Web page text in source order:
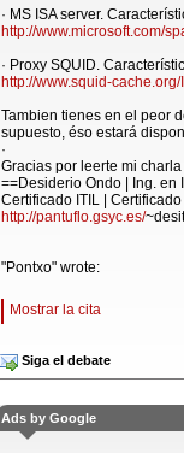
· MS ISA server.
http://www.microsoft.com/
· Proxy SQUID.
http://www.squid-cache.org/
Tambien tienes en el peor
supuesto, éso estará
·
Gracias por leerte mi charla
==Desiderio Ondo | Ing. en
Certificado ITIL |
http://pantuflo.gsyc.es/
"Pontxo" wrote:
Mostrar la cita
Siga el debate
Ads by Google